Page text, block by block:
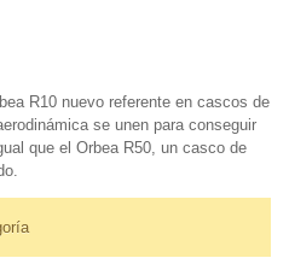
R10 nuevo referente en cascos de
se unen para conseguir
que el Orbea R50, un casco de